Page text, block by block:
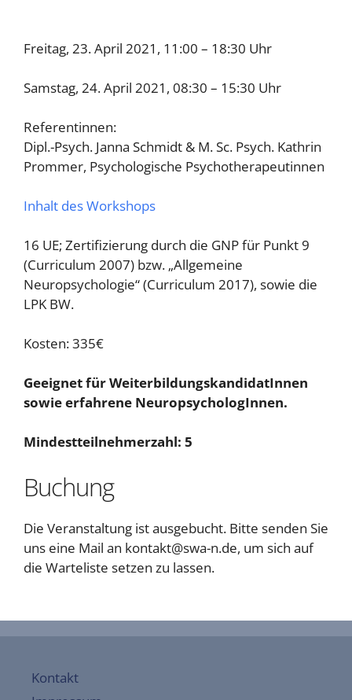
Freitag, 23. April 2021, 11:00 – 18:30 Uhr
Samstag, 24. April 2021, 08:30 – 15:30 Uhr
Referentinnen:
Dipl.-Psych. Janna Schmidt & M. Sc. Psych. Kathrin
Prommer, Psychologische Psychotherapeutinnen
Inhalt des Workshops
16 UE; Zertifizierung durch die GNP für Punkt 9
(Curriculum 2007) bzw. „Allgemeine
Neuropsychologie“ (Curriculum 2017), sowie die
LPK BW.
Kosten: 335€
Geeignet für WeiterbildungskandidatInnen
sowie erfahrene NeuropsychologInnen.
Mindestteilnehmerzahl: 5
Buchung
Die Veranstaltung ist ausgebucht. Bitte senden Sie
uns eine Mail an kontakt@swa-n.de, um sich auf
die Warteliste setzen zu lassen.
Kontakt